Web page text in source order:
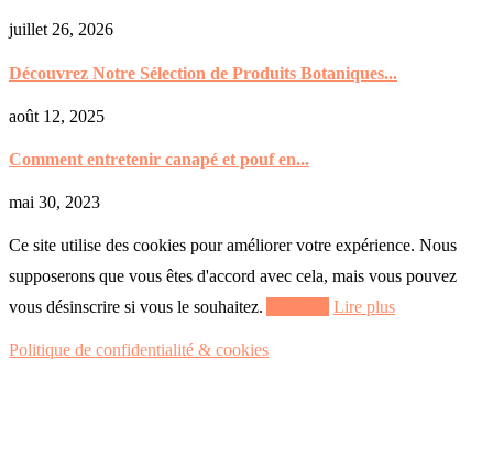
juillet 26, 2026
Découvrez Notre Sélection de Produits Botaniques...
août 12, 2025
Comment entretenir canapé et pouf en...
mai 30, 2023
Ce site utilise des cookies pour améliorer votre expérience. Nous
supposerons que vous êtes d'accord avec cela, mais vous pouvez
vous désinscrire si vous le souhaitez.
Lire plus
Politique de confidentialité & cookies